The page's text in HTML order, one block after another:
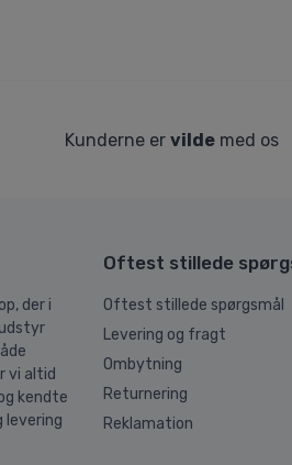
Kunderne er vildemed os
der i
vi altid
kendte
levering
Oftest stillede
Oftest stillede spørgsmål
Levering og fragt
Ombytning
Returnering
Reklamation